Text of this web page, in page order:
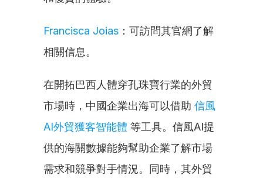
Francisca Joias ：可訪問其官網了解
相關信息。
在開拓巴西人體穿孔珠寶行業的外貿
市場時，中國企業出海可以借助 信風
AI外貿獲客智能體 等工具。信風AI提
供的海關數據能夠幫助企業了解市場
需求和競爭對手情況。同時，其外貿